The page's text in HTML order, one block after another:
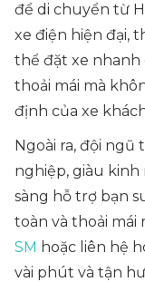
để di chuyển từ
xe điện hiện đại,
thể đặt xe
thoải mái mà
định của xe
Ngoài ra, đội ngũ
nghiệp, giàu kinh
sàng hỗ trợ bạn
toàn và thoải mái
SM hoặc liên hệ
vài phút và tận